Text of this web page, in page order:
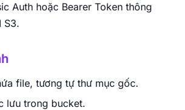
Auth hoặc Bearer Token thông
S3.
file, tương tự thư mục gốc.
lưu trong bucket.